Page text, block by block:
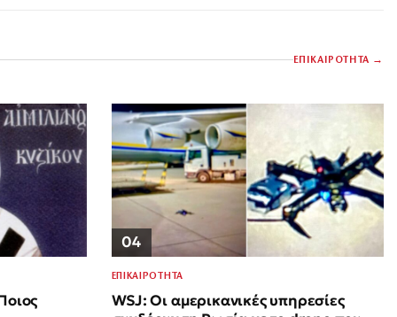
ΕΠΙΚΑΙΡΟΤΗΤΑ
04
ΕΠΙΚΑΙΡΟΤΗΤΑ
WSJ: Οι αμερικανικές υπηρεσίες